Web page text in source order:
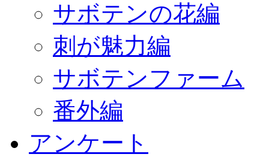
サボテンの花編
刺が魅力編
サボテンファーム
番外編
アンケート